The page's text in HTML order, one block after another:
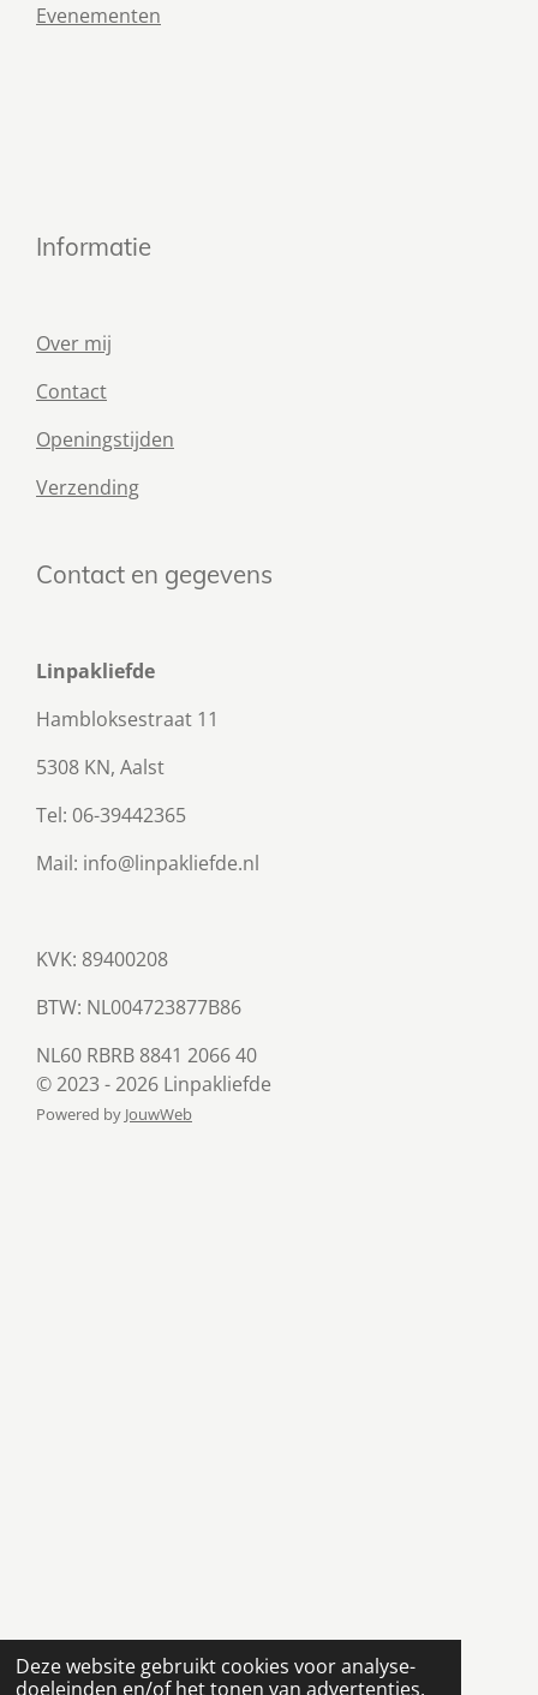
Deze website gebruikt cookies voor analyse-
doeleinden en/of het tonen van advertenties.
Evenementen
Informatie
Over mij
Contact
Openingstijden
Verzending
Contact en gegevens
Linpakliefde
Hambloksestraat 11
5308 KN, Aalst
Tel: 06-39442365
Mail: info@linpakliefde.nl
KVK: 89400208
BTW: NL004723877B86
NL60 RBRB 8841 2066 40
© 2023 - 2026 Linpakliefde
Powered by JouwWeb